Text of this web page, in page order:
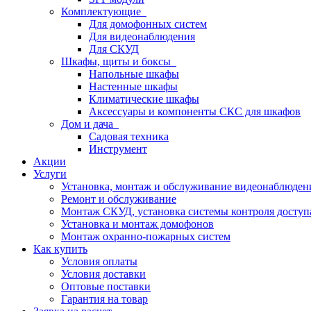
Комплектующие
Для домофонных систем
Для видеонаблюдения
Для СКУД
Шкафы, щиты и боксы
Напольные шкафы
Настенные шкафы
Климатические шкафы
Аксессуары и компоненты СКС для шкафов
Дом и дача
Садовая техника
Инструмент
Акции
Услуги
Установка, монтаж и обслуживание
Ремонт и обслуживание
Монтаж СКУД, установка системы контроля
Установка и монтаж домофонов
Монтаж охранно-пожарных систем
Как купить
Условия оплаты
Условия доставки
Оптовые поставки
Гарантия на товар